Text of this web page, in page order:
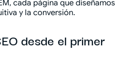
cada página que diseñamos
y la conversión.
desde el primer